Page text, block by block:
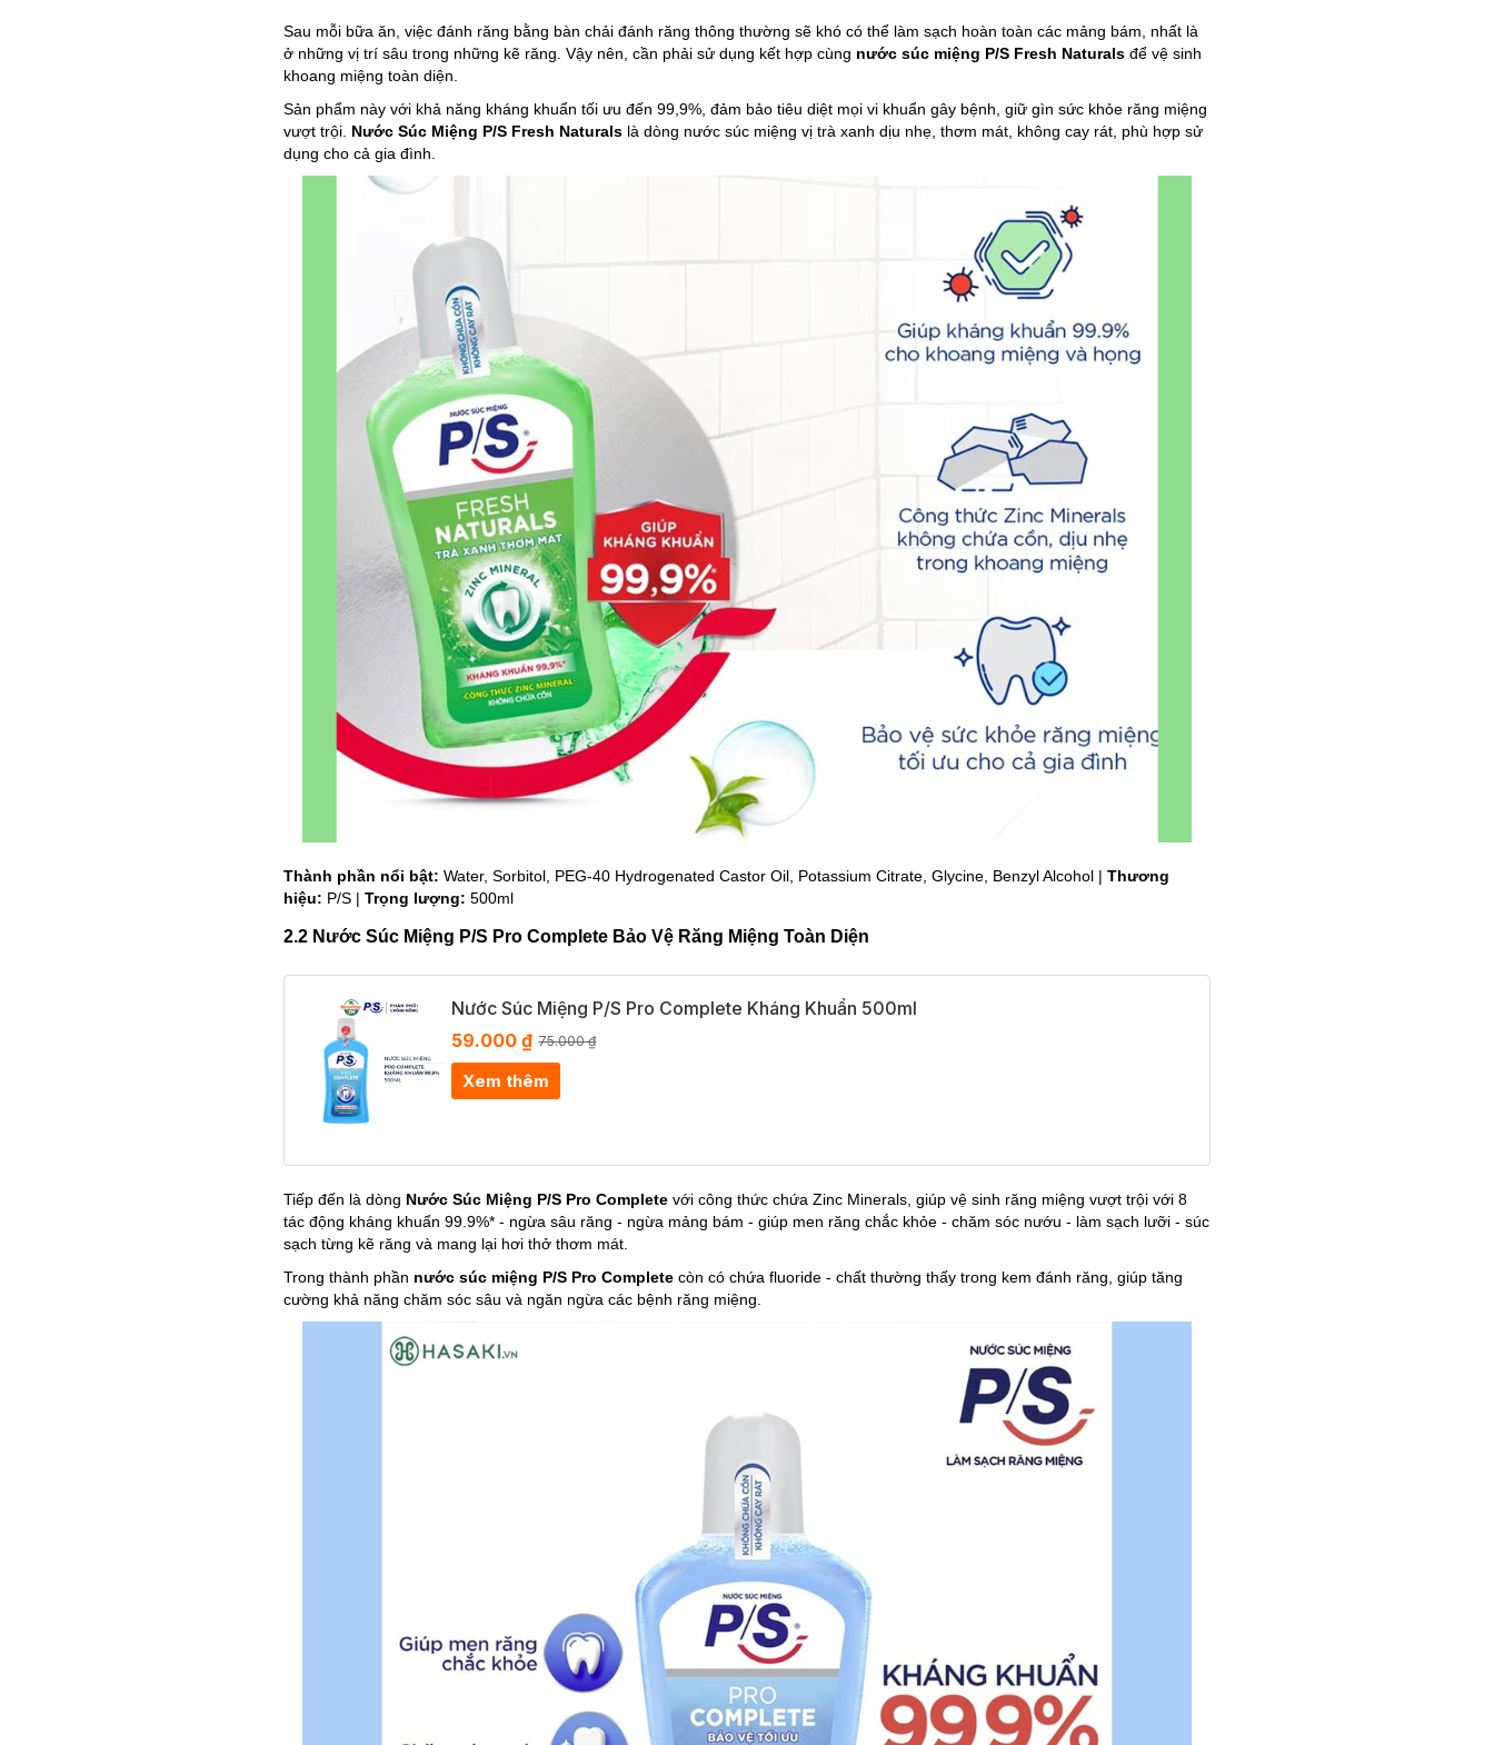
Sau mỗi bữa ăn, việc đánh răng bằng bàn chải đánh răng thông thường sẽ khó có thể làm sạch hoàn toàn các mảng bám, nhất là
ở những vị trí sâu trong những kẽ răng. Vậy nên, cần phải sử dụng kết hợp cùng nước súc miệng P/S Fresh Naturals để vệ sinh
khoang miệng toàn diện.
Sản phẩm này với khả năng kháng khuẩn tối ưu đến 99,9%, đảm bảo tiêu diệt mọi vi khuẩn gây bệnh, giữ gìn sức khỏe răng miệng
vượt trội. Nước Súc Miệng P/S Fresh Naturals là dòng nước súc miệng vị trà xanh dịu nhẹ, thơm mát, không cay rát, phù hợp sử
dụng cho cả gia đình.
Thành phần nổi bật:Water, Sorbitol, PEG-40 Hydrogenated Castor Oil, Potassium Citrate, Glycine, Benzyl Alcohol |Thương
hiệu: P/S |Trọng lượng:500ml
2.2 Nước Súc Miệng P/S Pro Complete Bảo Vệ Răng Miệng Toàn Diện
Nước Súc Miệng P/S Pro Complete Kháng Khuẩn 500ml
59.000 ₫ 75.000 ₫
Xem thêm
Tiếp đến là dòng Nước Súc Miệng P/S Pro Complete với công thức chứa Zinc Minerals, giúp vệ sinh răng miệng vượt trội với 8
tác động kháng khuẩn 99.9%* - ngừa sâu răng - ngừa mảng bám - giúp men răng chắc khỏe - chăm sóc nướu - làm sạch lưỡi - súc
sạch từng kẽ răng và mang lại hơi thở thơm mát.
Trong thành phần nước súc miệng P/S Pro Completecòn có chứa fluoride - chất thường thấy trong kem đánh răng, giúp tăng
cường khả năng chăm sóc sâu và ngăn ngừa các bệnh răng miệng.